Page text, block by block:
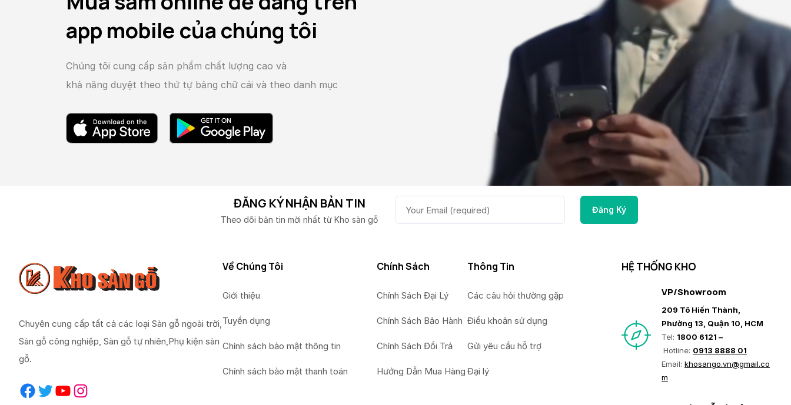
app mobile của chúng tôi
Chúng tôi cung cấp sản phẩm chất lượng cao và
khả năng duyệt theo thứ tự bảng chữ cái và theo danh mục
ĐĂNG KÝ NHẬN BẢN TIN
Theo dõi bản tin mời nhất từ Kho sàn gỗ
Chuyên cung cấp tất cả các loại Sàn gỗ ngoài trời,
Sàn gỗ công nghiệp, Sàn gỗ tự nhiên,Phụ kiện sàn
gỗ.
Facebook Twitter YouTube Instagram
Về Chúng Tôi
Giới thiệu
Tuyển dụng
Chính sách bảo mật thông tin
Chính sách bảo mật thanh toán
Chính Sách
Chính Sách Đại Lý
Chính Sách Bảo Hành
Chính Sách Đổi Trả
Hướng Dẫn Mua Hàng
Thông Tin
Các câu hỏi thường gặp
Điều khoản sử dụng
Gửi yêu cầu hỗ trợ
Đại lý
HỆ THỐNG KHO
VP/Showroom
209 Tô Hiến Thành,
Phường 13, Quận 10, HCM
Tel: 1800 6121 –
Hotline: 0913 8888 01
Email: khosango.vn@gmail.co
m